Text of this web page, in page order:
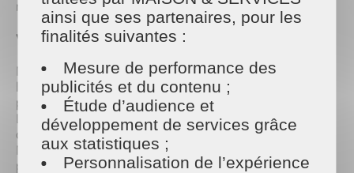
marque.
Valoriser son territoire
MAISON & SERVICES Angers acteur majeur de
l'entretien du domicile et du jardin, recrute et
propose des emplois durables sur son territoire.
L'objectif est de tout mettre en œuvre pour
défendre l'emploi durable et éviter le turn-over.
Nous proposons essentiellement des CDI qui
permettent aux salariés d'être pleinement intégrés
ainsi que ses partenaires, pour les
finalités suivantes :
Mesure de performance des
publicités et du contenu ;
Étude d’audience et
développement de services grâce
aux statistiques ;
Personnalisation de l’expérience